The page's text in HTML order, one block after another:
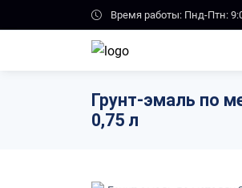
Skip to main content Время работы: Пнд-Птн:
Грунт-эмаль по
0,75 л